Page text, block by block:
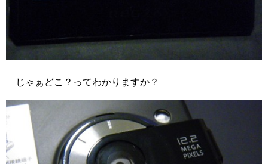
じゃぁどこ？ってわかりますか？